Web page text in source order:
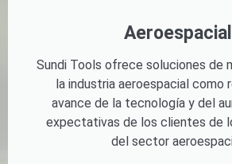
Aeroespacial
Sundi Tools ofrece soluciones de
la industria aeroespacial como
avance de la tecnología y del
expectativas de los clientes de
del sector